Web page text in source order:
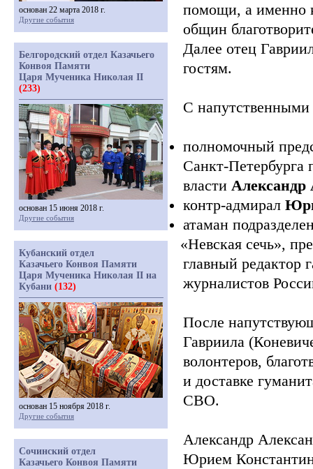
помощи, а именно
общин
Далее отец
гостям.
С
полномочный
Санкт-Петербурга
власти Александр
контр-адмирал
атаман
«Невская сечь»,
главный редактор
журналистов
После
Гавриила
волонтеров,
и доставке
СВО.
Александр
Юрием
основан 22 марта 2018 г.
Другие события
Белгородский отдел Казачьего
Конвоя Памяти
Царя Мученика Николая II
(233)
основан 15 июня 2018 г.
Другие события
Кубанский отдел
Казачьего Конвоя Памяти
Царя Мученика Николая II на
Кубани (132)
основан 15 ноября 2018 г.
Другие события
Сочинский отдел
Казачьего Конвоя Памяти